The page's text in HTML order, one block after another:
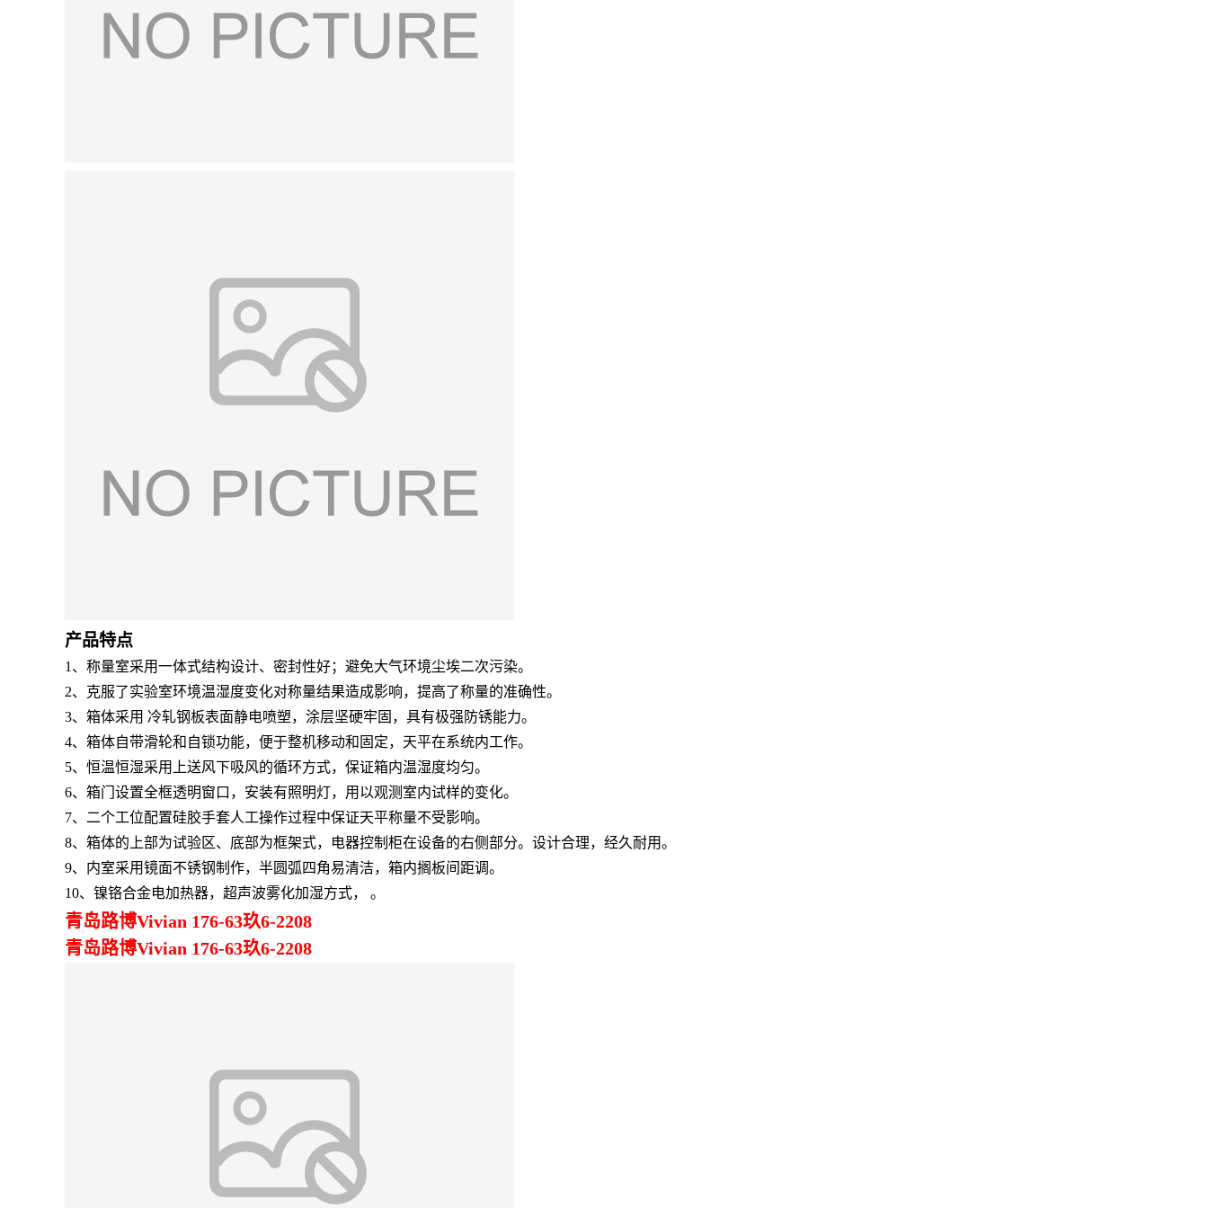
产品特点
1、称量室采用一体式结构设计、密封性好；避免大气环境尘埃二次污染。
2、克服了实验室环境温湿度变化对称量结果造成影响，提高了称量的准确性。
3、箱体采用 冷轧钢板表面静电喷塑，涂层坚硬牢固，具有极强防锈能力。
4、箱体自带滑轮和自锁功能，便于整机移动和固定，天平在系统内工作。
5、恒温恒湿采用上送风下吸风的循环方式，保证箱内温湿度均匀。
6、箱门设置全框透明窗口，安装有照明灯，用以观测室内试样的变化。
7、二个工位配置硅胶手套人工操作过程中保证天平称量不受影响。
8、箱体的上部为试验区、底部为框架式，电器控制柜在设备的右侧部分。设计合理，经久耐用。
9、内室采用镜面不锈钢制作，半圆弧四角易清洁，箱内搁板间距调。
10、镍铬合金电加热器，超声波雾化加湿方式， 。
青岛路博Vivian 176-63玖6-2208
青岛路博Vivian 176-63玖6-2208